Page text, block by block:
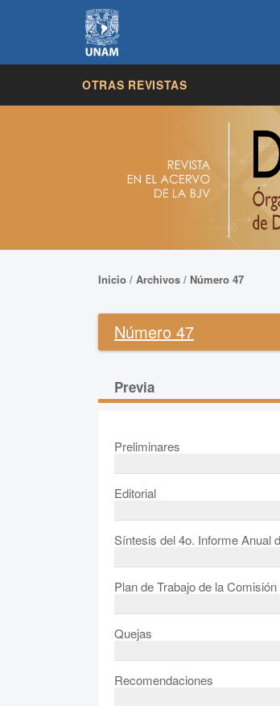
OTRAS REVISTAS
Inicio / Archivos / Número 47
Número 47
Previa
Preliminares
Editorial
Síntesis del 4o. Informe Anual
Plan de Trabajo de la
Quejas
Recomendaciones